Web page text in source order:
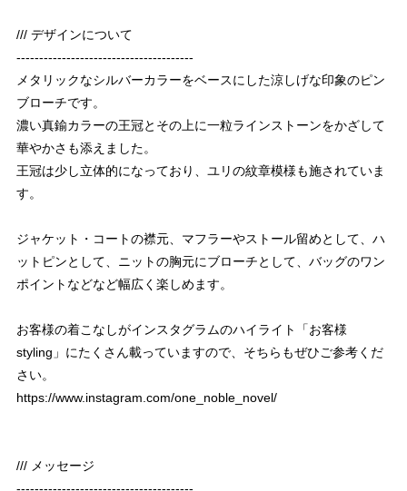
/// デザインについて
---------------------------------------
メタリックなシルバーカラーをベースにした涼しげな印象のピン
ブローチです。
濃い真鍮カラーの王冠とその上に一粒ラインストーンをかざして
華やかさも添えました。
王冠は少し立体的になっており、ユリの紋章模様も施されていま
す。
ジャケット・コートの襟元、マフラーやストール留めとして、ハ
ットピンとして、ニットの胸元にブローチとして、バッグのワン
ポイントなどなど幅広く楽しめます。
お客様の着こなしがインスタグラムのハイライト「お客様
styling」にたくさん載っていますので、そちらもぜひご参考くだ
さい。
https://www.instagram.com/one_noble_novel/
/// メッセージ